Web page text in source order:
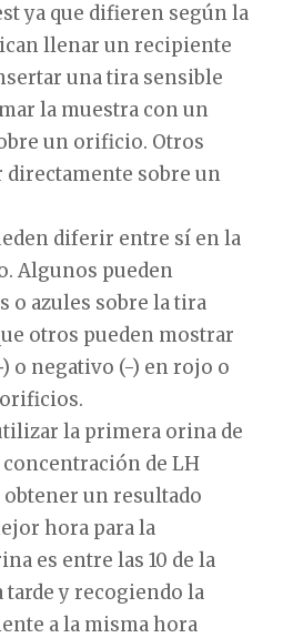
ya que difieren según la
llenar un recipiente
una tira sensible
la muestra con un
un orificio. Otros
sobre un
diferir entre sí en la
Algunos pueden
o azules sobre la tira
otros pueden mostrar
o negativo (-) en rojo o
la primera orina de
concentración de LH
obtener un resultado
hora para la
es entre las 10 de la
tarde y recogiendo la
a la misma hora